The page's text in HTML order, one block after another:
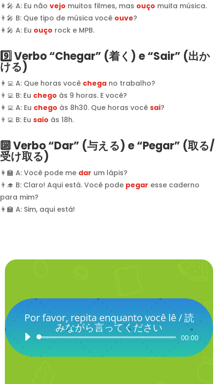
👩‍🎤 A: Eu não vejo muitos filmes, mas ouço muita música.
👨‍🎤 B: Que tipo de música você ouve?
👩‍🎤 A: Eu ouço rock e MPB.
9️⃣ Verbo “Chegar” (着く) e “Sair” (出か
ける)
👩‍💻 A: Que horas você chega no trabalho?
👨‍💻 B: Eu chego às 9 horas. E você?
👩‍💻 A: Eu chego às 8h30. Que horas você sai?
👨‍💻 B: Eu saio às 18h.
🔟 Verbo “Dar” (与える) e “Pegar” (取る/
受け取る)
👩‍🏫 A: Você pode me dar um lápis?
👨‍🎓 B: Claro! Aqui está. Você pode pegar esse caderno
para mim?
👩‍🏫 A: Sim, aqui está!
Por favor, repita enquanto você lê / 読
みながら言ってください
Audio
Player
00:00